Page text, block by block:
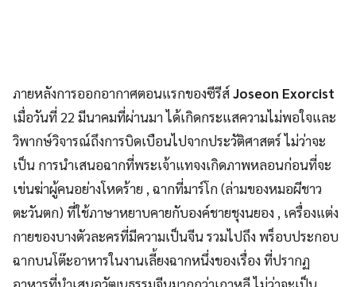
ภายหลังการออกอากาศตอนแรกของซีรีส์Joseon Exorcist
เมื่อวันที่ 22 มีนาคมที่ผ่านมา ได้เกิดกระแสความไม่พอใจและ
วิพากษ์วิจารณ์ถึงการบิดเบือนไปจากประวัติศาสตร์ ไม่ว่าจะ
เป็น การนำเสนอฉากที่พระเจ้าแทจงเกิดภาพหลอนก่อนที่จะ
เข่นฆ่าผู้คนอย่างโหดร้าย , ฉากที่มาร์โก (ล่ามของหมอผีชาว
ตะวันตก) ที่ใช้ภาษาหยาบคายกับองค์ชายชุงนยอง , เครื่องแต่ง
กายของบางตัวละครที่มีความเป็นจีน รวมไปถึง พร็อบประกอบ
ฉากบนโต๊ะอาหารในงานเลี้ยงฉากหนึ่งของเรื่อง ที่ปรากฏ